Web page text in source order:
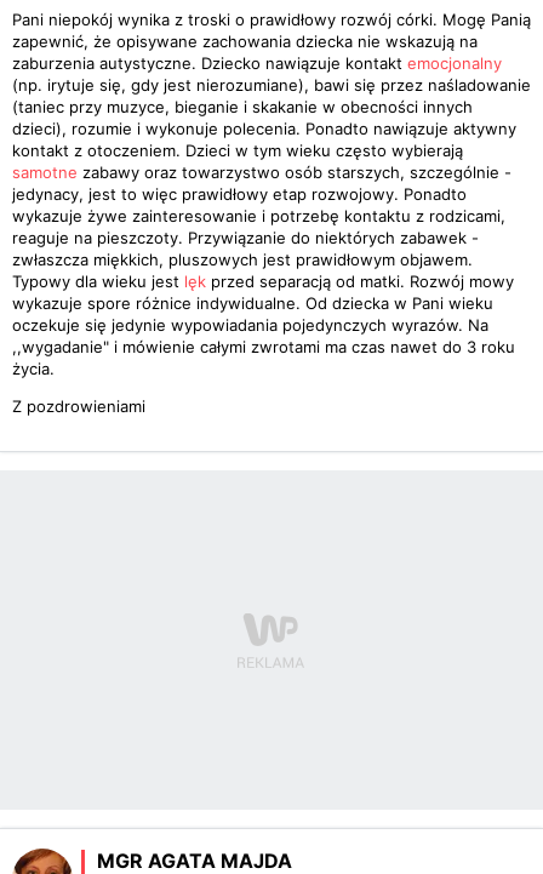
Pani niepokój wynika z troski o prawidłowy rozwój córki. Mogę Panią
zapewnić, że opisywane zachowania dziecka nie wskazują na
zaburzenia autystyczne. Dziecko nawiązuje kontakt emocjonalny
(np. irytuje się, gdy jest nierozumiane), bawi się przez naśladowanie
(taniec przy muzyce, bieganie i skakanie w obecności innych
dzieci), rozumie i wykonuje polecenia. Ponadto nawiązuje aktywny
kontakt z otoczeniem. Dzieci w tym wieku często wybierają
samotne zabawy oraz towarzystwo osób starszych, szczególnie -
jedynacy, jest to więc prawidłowy etap rozwojowy. Ponadto
wykazuje żywe zainteresowanie i potrzebę kontaktu z rodzicami,
reaguje na pieszczoty. Przywiązanie do niektórych zabawek -
zwłaszcza miękkich, pluszowych jest prawidłowym objawem.
Typowy dla wieku jest lęk przed separacją od matki. Rozwój mowy
wykazuje spore różnice indywidualne. Od dziecka w Pani wieku
oczekuje się jedynie wypowiadania pojedynczych wyrazów. Na
,,wygadanie" i mówienie całymi zwrotami ma czas nawet do 3 roku
życia.
Z pozdrowieniami
MGR AGATA MAJDA